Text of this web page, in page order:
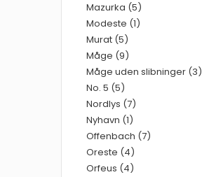
Mazurka (5)
Modeste (1)
Murat (5)
Måge (9)
Måge uden slibninger (3)
No. 5 (5)
Nordlys (7)
Nyhavn (1)
Offenbach (7)
Oreste (4)
Orfeus (4)